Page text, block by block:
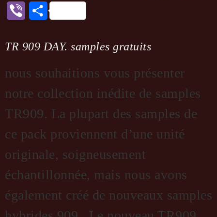
Viber Partager
TR 909 DAY. samples gratuits
nous souhaitions vous présenter
notre collection inédite de samples
TR909. La plupart des samples de
ce pack proviennent d’une unité
originale, soigneusement
échantillonnée, mais nous avons
également créé de nouveaux samples